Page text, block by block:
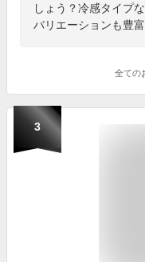
しょう？冷感タイプ
バリエーションも豊
全ての
3